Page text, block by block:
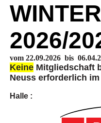
WINTER
2026/
vom 22.09.2026 bis
Keine Mitgliedschaft
Neuss erforderlich
Halle :